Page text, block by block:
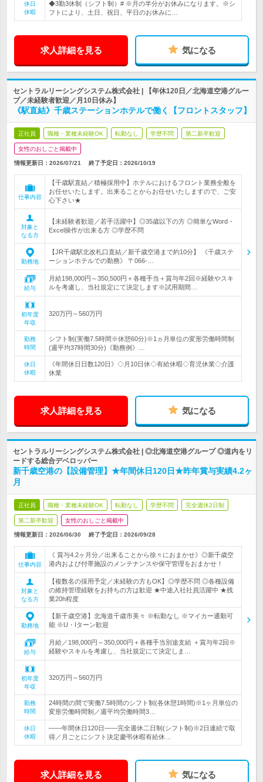
休日
休暇
◆3勤3休制（シフト制）# ※月の半分がお休みになります。※シ
フトにより、土日、祝日、平日のお休みに…
求人詳細を見る 気になる
セントラルリーシングシステム株式会社 | 【年休120日／北海道空港グルー
プ／未経験者歓迎／月10日休み】
《駅直結》千歳ステーションホテルで働く【フロントスタッフ】
正社員 職種・業種未経験OK 転勤なし 学歴不問 第二新卒歓迎
女性のおしごと掲載中
情報更新日：2026/07/21 終了予定日： 2026/10/19
仕事内容
【千歳駅直結／積極採用中】ホテルにおけるフロント業務全般を
お任せいたします。出来ることからお任せいたしますので、ご安
心下さい★
対象と
なる方
【未経験者歓迎／若手活躍中】◎35歳以下の方 ◎簡単なWord・
Excel操作が出来る方 ◎学歴不問
勤務地
【JR千歳駅北改札口直結／新千歳空港まで約10分】 《千歳ステ
ーションホテルでの勤務》 〒066-…
給与
月給198,000円～350,500円＋各種手当＋賞与年2回※経験やスキ
ルを考慮し、当社規定にて決定します※試用期間…
初年度
年収
320万円～560万円
勤務
時間
シフト制(実働7.5時間※休憩60分)※1ヵ月単位の変形労働時間制
(週平均37時間30分)《勤務例》…
休日
休暇
《年間休日日数120日》◇月10日休◇有給休暇◇育児休業◇介護
休業
求人詳細を見る 気になる
セントラルリーシングシステム株式会社 | ◎北海道空港グループ ◎道内をリ
ードする総合デベロッパー
新千歳空港の【設備管理】★年間休日120日★昨年賞与実績4.2ヶ
月
正社員 職種・業種未経験OK 転勤なし 学歴不問 完全週休2日制
第二新卒歓迎 女性のおしごと掲載中
情報更新日：2026/06/30 終了予定日： 2026/09/28
仕事内容
《 賞与4.2ヶ月分／出来ることから徐々におまかせ》◎新千歳空
港内および付帯施設のメンテナンスや保守管理をおまかせ！
対象と
なる方
【複数名の採用予定／未経験の方もOK】◎学歴不問 ◎各種設備
の維持管理経験をお持ちの方は歓迎 ★中途入社社員活躍中 ★残
業20h程度
勤務地
【新千歳空港】北海道千歳市美々 ※転勤なし ※マイカー通勤可
能 ※U・Iターン歓迎
給与
月給／198,000円～350,000円＋各種手当別途支給 ＋賞与年2回※
経験やスキルを考慮し、当社規定にて決定しま…
初年度
年収
320万円～560万円
勤務
時間
24時間の間で実働7.5時間のシフト制(各休憩1時間)※1ヶ月単位の
変形労働時間制／週平均労働時間3…
休日
休暇
――年間休日120日――完全週休二日制(シフト制)※2日連続で取
得／月ごとにシフト決定慶弔休暇有給休…
求人詳細を見る 気になる